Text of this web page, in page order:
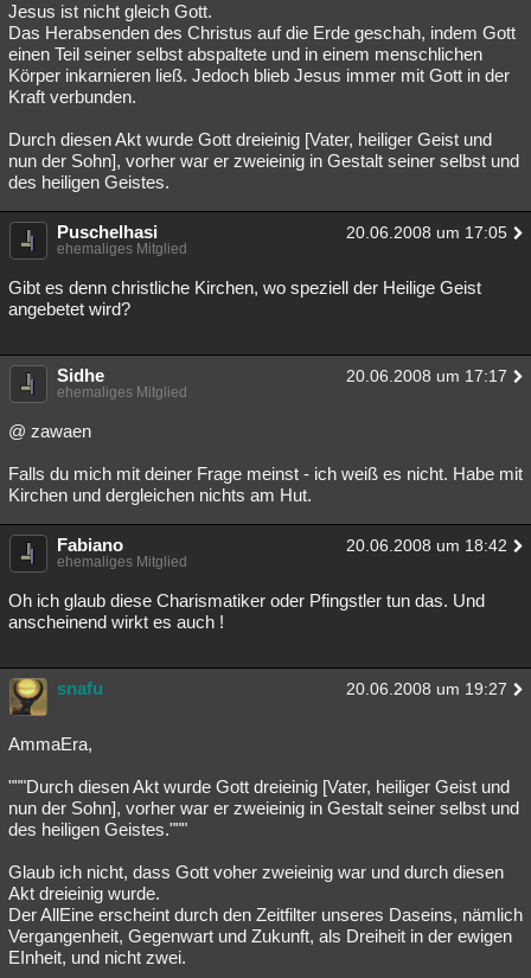
Jesus ist nicht gleich Gott.
Das Herabsenden des Christus auf die Erde geschah, indem Gott
einen Teil seiner selbst abspaltete und in einem menschlichen
Körper inkarnieren ließ. Jedoch blieb Jesus immer mit Gott in der
Kraft verbunden.
Durch diesen Akt wurde Gott dreieinig [Vater, heiliger Geist und
nun der Sohn], vorher war er zweieinig in Gestalt seiner selbst und
des heiligen Geistes.
Puschelhasi 20.06.2008 um 17:05
ehemaliges Mitglied
Gibt es denn christliche Kirchen, wo speziell der Heilige Geist
angebetet wird?
Sidhe 20.06.2008 um 17:17
ehemaliges Mitglied
@ zawaen
Falls du mich mit deiner Frage meinst - ich weiß es nicht. Habe mit
Kirchen und dergleichen nichts am Hut.
Fabiano 20.06.2008 um 18:42
ehemaliges Mitglied
Oh ich glaub diese Charismatiker oder Pfingstler tun das. Und
anscheinend wirkt es auch !
snafu 20.06.2008 um 19:27
AmmaEra,
"""Durch diesen Akt wurde Gott dreieinig [Vater, heiliger Geist und
nun der Sohn], vorher war er zweieinig in Gestalt seiner selbst und
des heiligen Geistes."""
Glaub ich nicht, dass Gott voher zweieinig war und durch diesen
Akt dreieinig wurde.
Der AllEine erscheint durch den Zeitfilter unseres Daseins, nämlich
Vergangenheit, Gegenwart und Zukunft, als Dreiheit in der ewigen
EInheit, und nicht zwei.